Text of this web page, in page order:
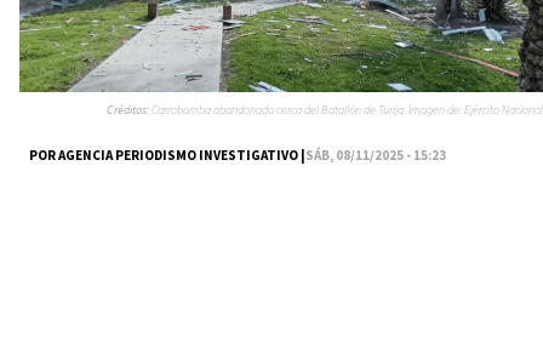
POR AGENCIA PERIODISMO INVESTIGATIVO |SÁB, 08/11/2025 - 15:23
Créditos:Carrobomba abandonado cerca del Batallón de Tunja. Imagen de: Ejército Nacional